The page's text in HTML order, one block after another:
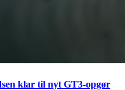
klar til nyt GT3-opgør